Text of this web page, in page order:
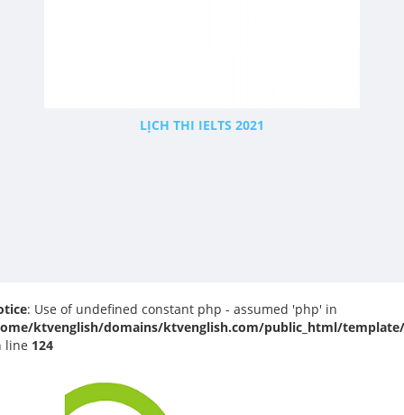
LỊCH THI IELTS 2021
: Use of undefined constant php - assumed 'php' in
ktvenglish/domains/ktvenglish.com/public_html/
line 124